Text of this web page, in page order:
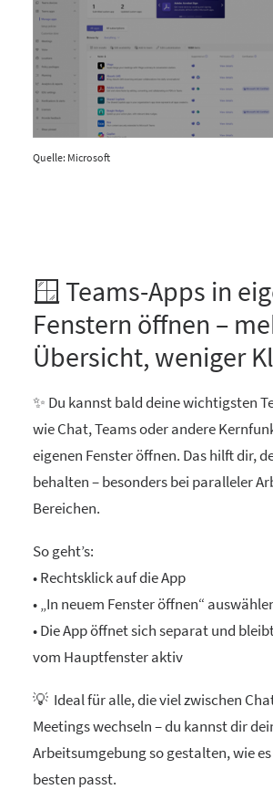
Quelle: Microsoft
🪟 Teams-Apps in
Fenstern öffnen –
Übersicht, weniger
✨ Du kannst bald deine wichtigsten
wie Chat, Teams oder andere
eigenen Fenster öffnen. Das hilft dir,
behalten – besonders bei paralleler
Bereichen.
So geht’s:
• Rechtsklick auf die App
• „In neuem Fenster öffnen“
• Die App öffnet sich separat und
vom Hauptfenster aktiv
💡 Ideal für alle, die viel zwischen
Meetings wechseln – du kannst dir
Arbeitsumgebung so gestalten, wie
besten passt.